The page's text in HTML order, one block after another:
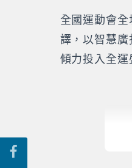
全國運動會
譯，以智慧
傾力投入全運